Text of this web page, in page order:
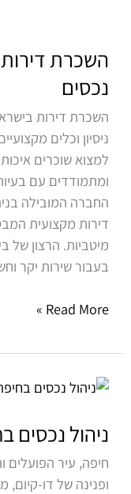
השכרת
נכסים
השכרת דירות
ניסיון וכלים
למצוא שוכרים
ומתמודדים עם
החברה המובילה
דירות מקצועית
מיטביות. הרצון של
בעבור שירות יקר
באמצעות
ניהול
נכסים
Read More »
ניהול נכסים
חיפה, עיר הפועלים
ופנינה של דו-
ניהול
בחיפה